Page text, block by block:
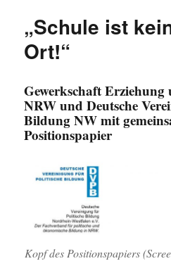
„Schule ist
Ort!“
Gewerkschaft Erziehung
NRW und Deutsche
Bildung NW mit
Positionspapier
Kopf des Positionspapiers